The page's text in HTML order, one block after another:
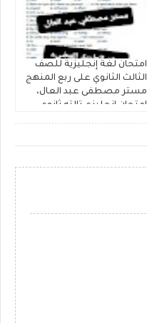
امتحان لغة إنجليزية للصف
الثالث الثانوي على ربع المنهج
مستر مصطفى عبد العال،
إمتحان إنجليزي تالته ثانوي